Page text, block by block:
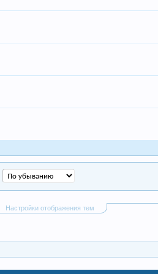
Настройки отображения тем